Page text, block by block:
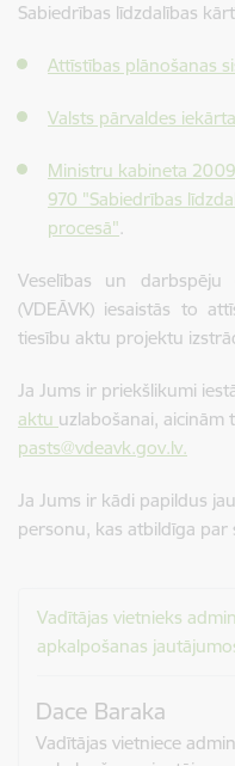
Sabiedrības līdzdalības
Attīstības plānošanas
Valsts pārvaldes
Ministru kabineta
970 "Sabiedrības
procesā".
Veselības un darbspēju
(VDEĀVK) iesaistās to
tiesību aktu projektu
Ja Jums ir priekšlikumi
aktu uzlabošanai, aicinām
pasts@vdeavk.gov.lv.
Ja Jums ir kādi papildus
personu, kas atbildīga par
Vadītājas vietnieks
apkalpošanas
Dace Baraka
Vadītājas vietniece